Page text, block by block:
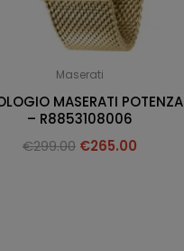
Maserati
MASERATI POTENZA
– R8853108006
€299.00 €265.00